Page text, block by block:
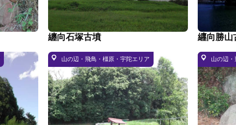
纏向石塚古墳 纒向勝山
山の辺・飛鳥・橿原・宇陀エリア 山の辺